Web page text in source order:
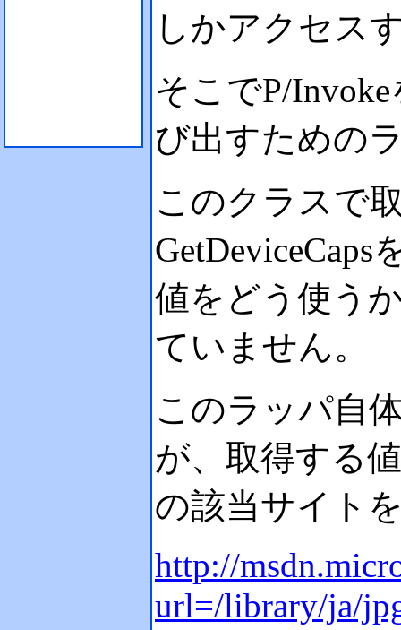
しかアクセス
そこでP/Invoke
び出すための
このクラスで
値をどう使う
ていません。
このラッパ自
が、取得する
の該当サイト
http://
url=/library/ja/